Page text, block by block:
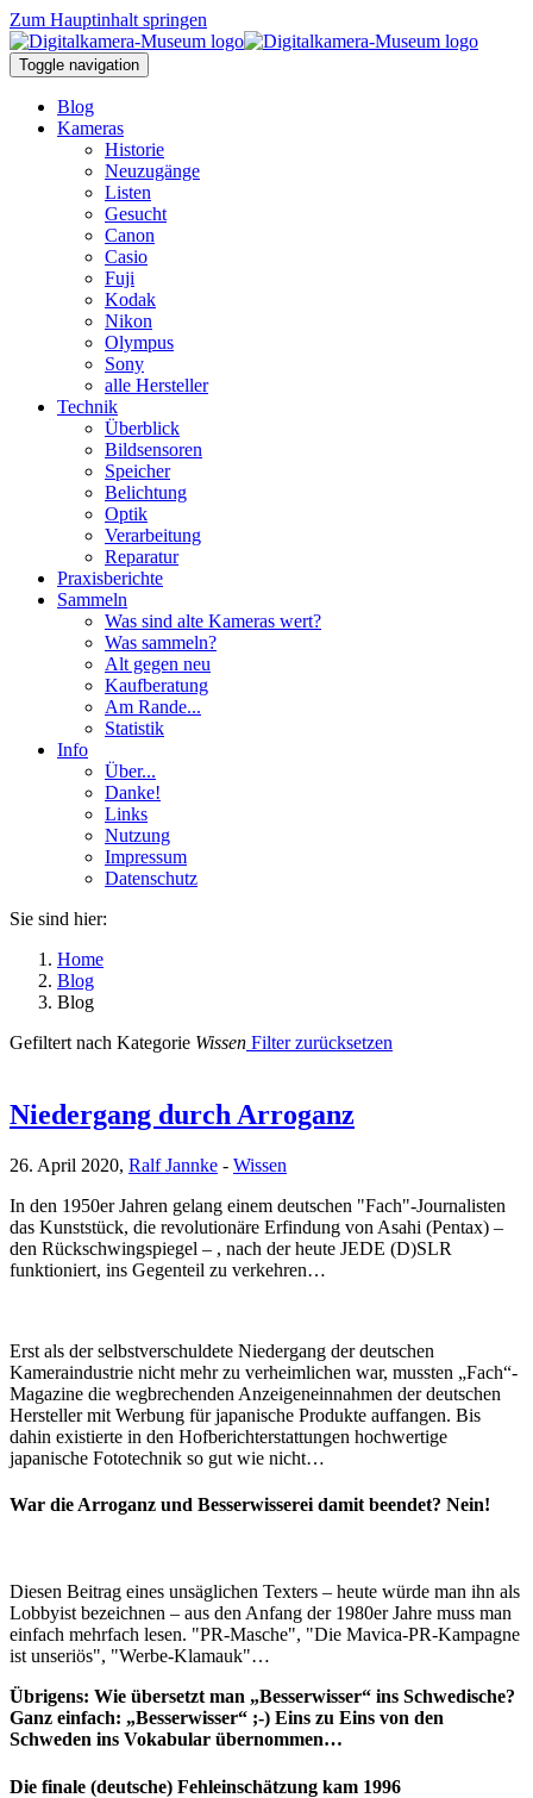
Zum Hauptinhalt springen
Toggle navigation
Blog
Kameras
Historie
Neuzugänge
Listen
Gesucht
Canon
Casio
Fuji
Kodak
Nikon
Olympus
Sony
alle Hersteller
Technik
Überblick
Bildsensoren
Speicher
Belichtung
Optik
Verarbeitung
Reparatur
Praxisberichte
Sammeln
Was sind alte Kameras wert?
Was sammeln?
Alt gegen neu
Kaufberatung
Am Rande...
Statistik
Info
Über...
Danke!
Links
Nutzung
Impressum
Datenschutz
Sie sind hier:
Home
Blog
Blog
Gefiltert nach Kategorie Wissen Filter zurücksetzen
Niedergang durch Arroganz
26. April 2020, Ralf Jannke - Wissen
In den 1950er Jahren gelang einem deutschen "Fach"-Journalisten
das Kunststück, die revolutionäre Erfindung von Asahi (Pentax) –
den Rückschwingspiegel – , nach der heute JEDE (D)SLR
funktioniert, ins Gegenteil zu verkehren…
Erst als der selbstverschuldete Niedergang der deutschen
Kameraindustrie nicht mehr zu verheimlichen war, mussten „Fach“-
Magazine die wegbrechenden Anzeigeneinnahmen der deutschen
Hersteller mit Werbung für japanische Produkte auffangen. Bis
dahin existierte in den Hofberichterstattungen hochwertige
japanische Fototechnik so gut wie nicht…
War die Arroganz und Besserwisserei damit beendet? Nein!
Diesen Beitrag eines unsäglichen Texters – heute würde man ihn als
Lobbyist bezeichnen – aus den Anfang der 1980er Jahre muss man
einfach mehrfach lesen. "PR-Masche", "Die Mavica-PR-Kampagne
ist unseriös", "Werbe-Klamauk"…
Übrigens: Wie übersetzt man „Besserwisser“ ins Schwedische?
Ganz einfach: „Besserwisser“ ;-) Eins zu Eins von den
Schweden ins Vokabular übernommen…
Die finale (deutsche) Fehleinschätzung kam 1996